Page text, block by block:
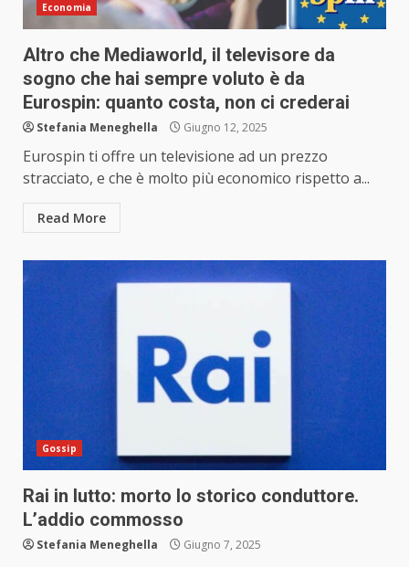
Economia
Altro che Mediaworld, il televisore da
sogno che hai sempre voluto è da
Eurospin: quanto costa, non ci crederai
Stefania Meneghella Giugno 12, 2025
Eurospin ti offre un televisione ad un prezzo
stracciato, e che è molto più economico rispetto a...
Read More
Gossip
Rai in lutto: morto lo storico conduttore.
L’addio commosso
Stefania Meneghella Giugno 7, 2025